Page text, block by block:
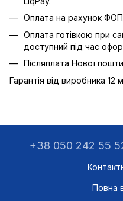
Оплата на рахунок
Оплата готівкою при
доступний під час
Післяплата Нової
Гарантія від виробника 12
+38 050 242 55
Повна